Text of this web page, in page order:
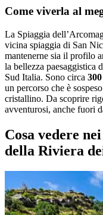
Come viverla al
La Spiaggia
vicina spiaggia di San
mantenerne sia il profilo
la bellezza paesaggistica
Sud Italia. Sono circa
un percorso che è
cristallino. Da scoprire
avventurosi, anche fuori
Cosa vedere
della Riviera